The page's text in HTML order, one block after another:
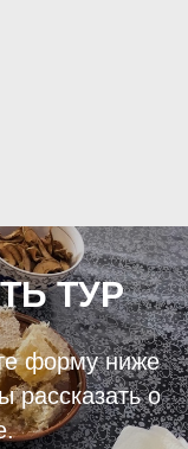
ТУР
форму ниже
рассказать о